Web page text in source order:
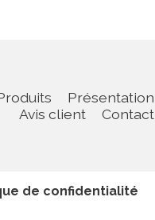
Présentation
Avis client
Contact
de confidentialité